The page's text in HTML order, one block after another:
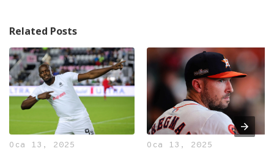
Related Posts
Oca 13, 2025 Oca 13, 2025